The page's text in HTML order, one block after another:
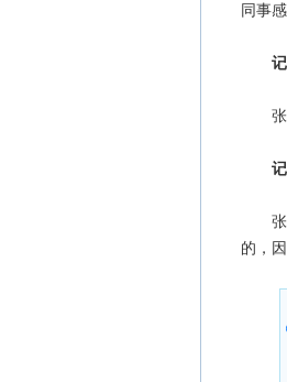
同事
记者
张琳
记者
张琳
的，